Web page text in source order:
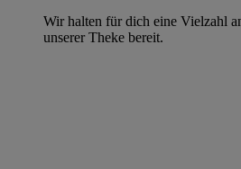
Wir halten für dich eine Vielzahl
unserer Theke bereit.